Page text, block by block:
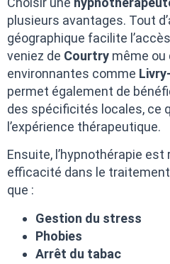
plusieurs avantages. Tout
géographique facilite
veniez de Courtry même ou
environnantes comme
permet également de
des spécificités locales, ce
l’expérience thérapeutique.
Ensuite, l’hypnothérapie
efficacité dans le
que :
Gestion du stress
Phobies
Arrêt du tabac